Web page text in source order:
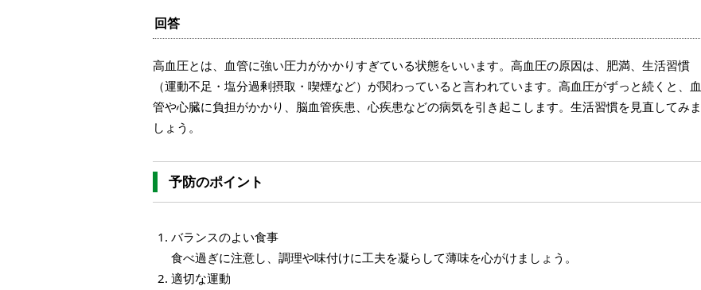
す
回答
高血圧とは、血管に強い圧力がかかりすぎている状態をいいます。高血圧の原因は、肥満、生活習慣
（運動不足・塩分過剰摂取・喫煙など）が関わっていると言われています。高血圧がずっと続くと、血
管や心臓に負担がかかり、脳血管疾患、心疾患などの病気を引き起こします。生活習慣を見直してみま
しょう。
予防のポイント
バランスのよい食事
食べ過ぎに注意し、調理や味付けに工夫を凝らして薄味を心がけましょう。
適切な運動